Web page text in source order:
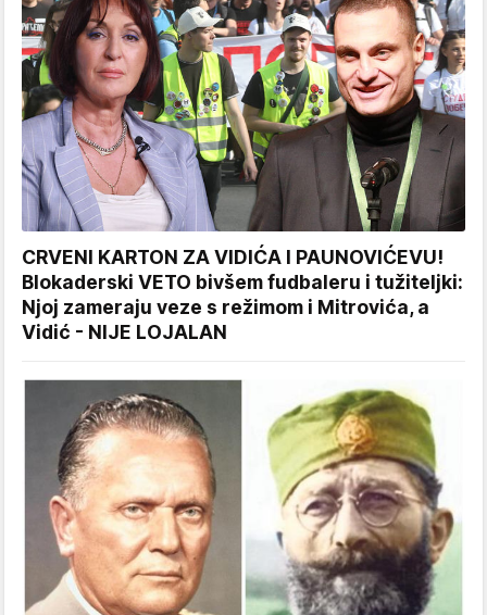
CRVENI KARTON ZA VIDIĆA I PAUNOVIĆEVU!
Blokaderski VETO bivšem fudbaleru i tužiteljki:
Njoj zameraju veze s režimom i Mitrovića, a
Vidić - NIJE LOJALAN